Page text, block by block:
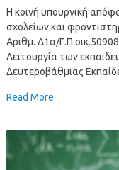
Η κοινή υπουργική
σχολείων και
Αριθμ. Δ1α/
Λειτουργία των
Δευτεροβάθμιας
Read More